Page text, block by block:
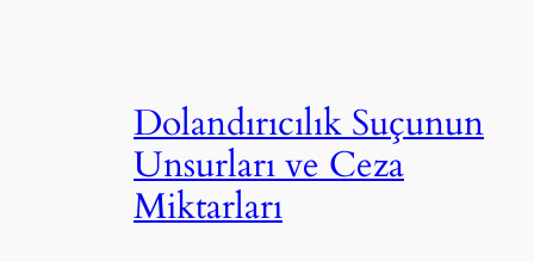
Dolandırıcılık Suçunun
Unsurları ve Ceza
Miktarları